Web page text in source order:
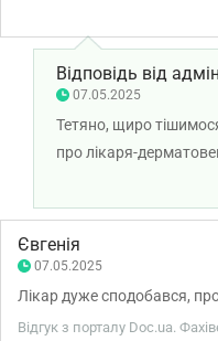
акуратно, безболісно і
не один рік псували
раніше. Окремо хочу
уважність й
завжди приємно
Відповідь від
07.05.2025
Тетяно, щиро
про лікаря-
раді, що ви
лікування та
міцного здоров'я!
Євгенія
07.05.2025
Лікар дуже сподобався,
Відгук з порталу Doc.ua.